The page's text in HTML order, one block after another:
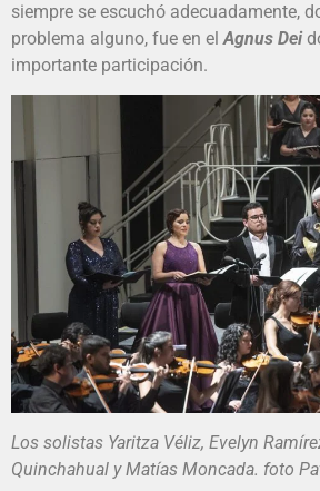
siempre se escuchó adecuadamente,
problema alguno, fue en el Agnus Dei
importante participación.
Los solistas Yaritza Véliz, Evelyn
Quinchahual y Matías Moncada. foto